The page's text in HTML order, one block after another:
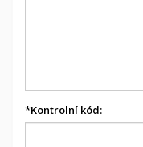
*Kontrolní kód: